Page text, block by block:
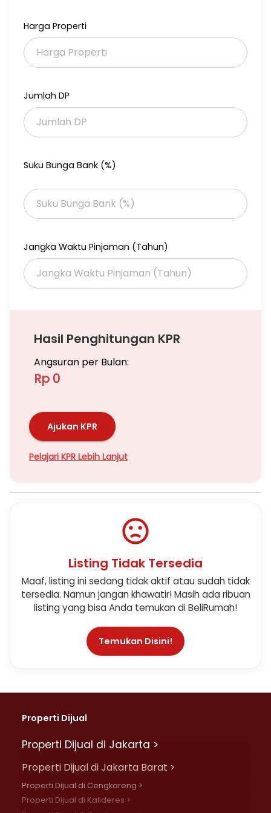
Listrik 3500
*Hrg 4,1 M* ( Nego )
Cara Bayar : CASH/KPR
5 Menit ke Pasar Modern
5 Menit ke MCD Bintaro
8 Menit ke Drivinf Golf Bintaro
8 Menit ke Rs Pondok Indah Bintaro
8 Menit ke Toll Pondok Aren
* Segera Survey Dan Hubungi :
Rahman
0838-7310-8717
Harga Properti
Jumlah DP
Suku Bunga Bank (%)
Jangka Waktu Pinjaman (Tahun)
Hasil Penghitungan KPR
Angsuran per Bulan:
Rp 0
Ajukan KPR
Pelajari KPR Lebih Lanjut
Listing Tidak Tersedia
Maaf, listing ini sedang tidak aktif atau sudah tidak
tersedia. Namun jangan khawatir! Masih ada ribuan
listing yang bisa Anda temukan di BeliRumah!
Temukan Disini!
Properti Dijual
Properti Dijual di Jakarta >
Properti Dijual di Jakarta Barat >
Properti Dijual di Cengkareng >
Properti Dijual di Kalideres >